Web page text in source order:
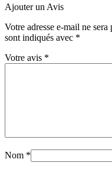
Ajouter un Avis
Votre adresse e-mail ne sera
sont indiqués avec *
Votre avis *
Nom *